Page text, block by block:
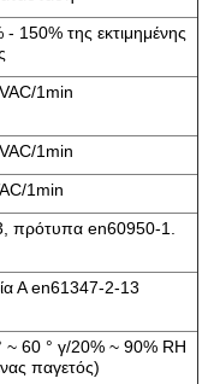
- 150% της εκτιμημένης
1min
1min
1min
πρότυπα en60950-1.
Α en61347-2-13
~ 60 ° γ/20% ~ 90% RH
παγετός)